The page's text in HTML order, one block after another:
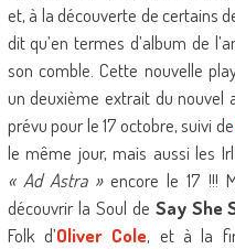
et, à la découverte de certains
dit qu’en termes d’album de
son comble. Cette nouvelle
un deuxième extrait du nouvel
prévu pour le 17 octobre, suivi de
le même jour, mais aussi les
« Ad Astra »encore le 17 !!!
découvrir la Soul de Say She
Folk d’Oliver Cole, et à la